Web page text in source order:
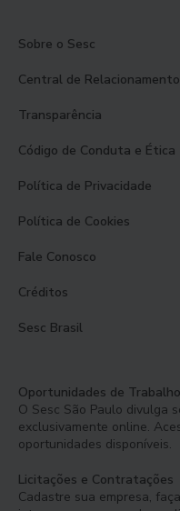
Sobre o Sesc
Central de Relacionamento
Transparência
Código de Conduta e Ética
Política de Privacidade
Política de Cookies
Fale Conosco
Créditos
Sesc Brasil
Oportunidades de Trabalho
O Sesc São Paulo divulga
exclusivamente online.
oportunidades disponíveis.
Licitações e Contratações
Cadastre sua empresa,